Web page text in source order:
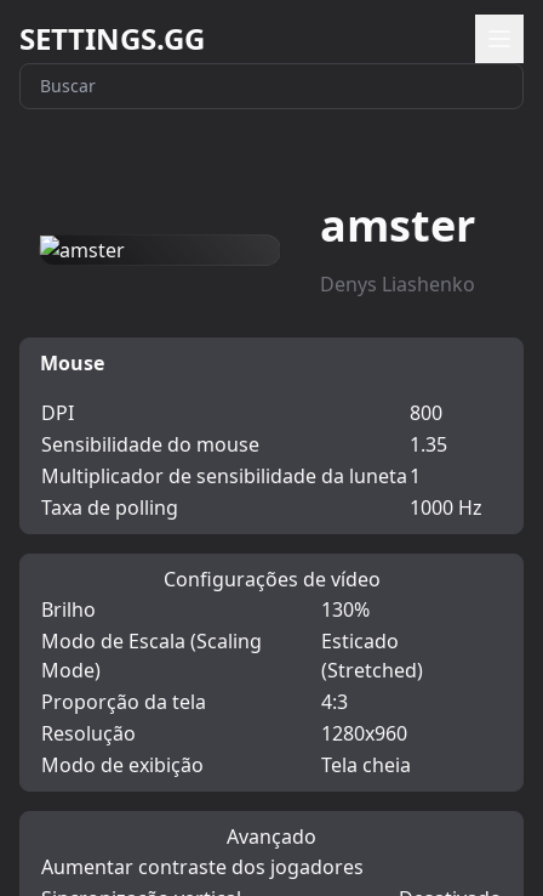
SETTINGS.GG
amster
Denys Liashenko
Mouse
DPI
800
Sensibilidade do mouse
1.35
Multiplicador de sensibilidade da luneta1
Taxa de polling
1000 Hz
Configurações de vídeo
Brilho
130%
Modo de Escala (Scaling
Mode)
Esticado
(Stretched)
Proporção da tela
4:3
Resolução
1280x960
Modo de exibição
Tela cheia
Avançado
Aumentar contraste dos jogadores